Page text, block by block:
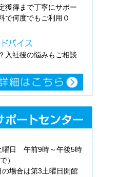
獲得まで丁寧にサポー
で何度でもご利用Ｏ
入社後の悩みもご相談
曜日 午前9時～午後5時
）
場合は第3土曜日開館